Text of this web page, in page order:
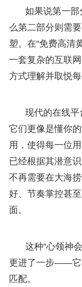
如果说第一
么第二部分则需
塑。在“免费高清
一套复杂的互联
方式理解并取悦
现代的在线平
它们更像是懂你
用，使得每一位
已经根据其潜意
不再需要在大海
好、节奏掌控甚
面。
这种“心领神
更进了一步——它
匹配。